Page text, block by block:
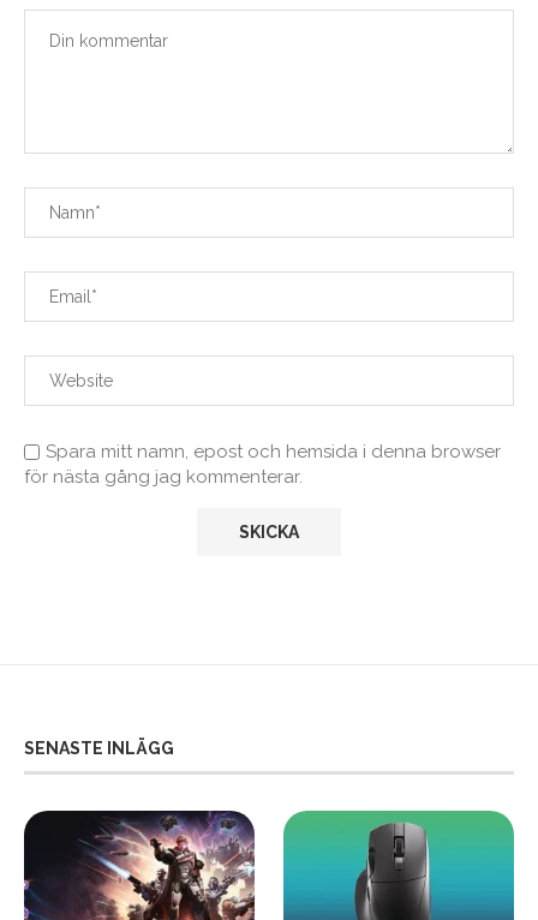
Spara mitt namn, epost och hemsida i denna browser
för nästa gång jag kommenterar.
SENASTE INLÄGG